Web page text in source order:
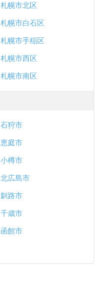
札幌市北区
札幌市白石区
札幌市手稲区
札幌市西区
札幌市南区
石狩市
恵庭市
小樽市
北広島市
釧路市
千歳市
函館市